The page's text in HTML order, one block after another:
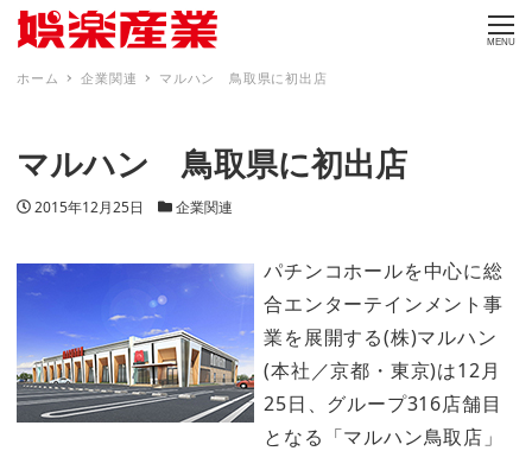
MENU
ホーム 企業関連 マルハン 鳥取県に初出店
マルハン 鳥取県に初出店
投稿日
2015年12月25日 カテゴリー
企業関連
パチンコホールを中心に総
合エンターテインメント事
業を展開する(株)マルハン
(本社／京都・東京)は12月
25日、グループ316店舗目
となる「マルハン鳥取店」